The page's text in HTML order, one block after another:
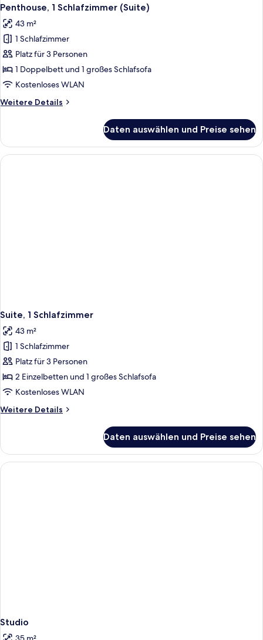
Penthouse, 1 Schlafzimmer (Suite)
43 m²
1 Schlafzimmer
Platz für 3 Personen
1 Doppelbett und 1 großes Schlafsofa
Kostenloses WLAN
Weitere Details
Weitere
1
Schlafzimmer
(Suite)
Daten auswählen und Preise sehen
Suite, 1 Schlafzimmer
43 m²
1 Schlafzimmer
Platz für 3 Personen
2 Einzelbetten und 1 großes Schlafsofa
Kostenloses WLAN
Weitere Details
Weitere
1
Schlafzimmer
Daten auswählen und Preise sehen
Studio